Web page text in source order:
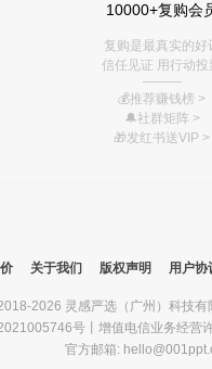
10000+复购会
复购是最真实的好
信任见证 用行动投
———
💰推荐赚钱榜 >
🔔社群矩阵>
🎁发红书送VIP >
关于我们 版权声明 用户协
2026 灵感严选（广州）科技有
号丨增值电信业务经营
官方邮箱: